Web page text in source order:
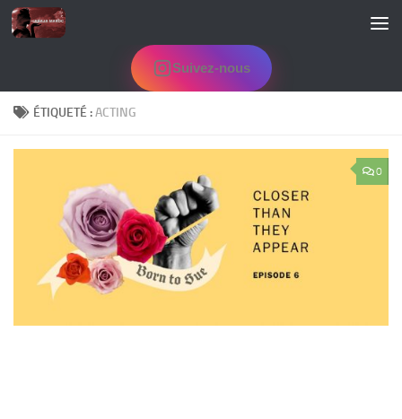
Skip to content
Suivez-nous
ÉTIQUETÉ :ACTING
0